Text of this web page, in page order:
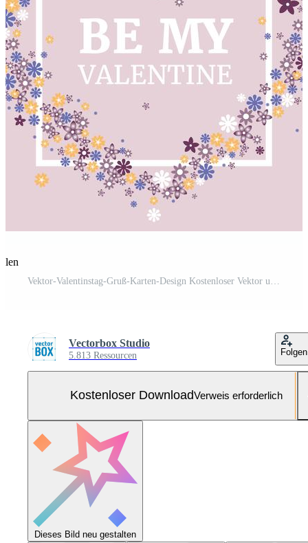
Vectorbox Studio
5.813 Ressourcen Folgen
Kostenloser DownloadVerweis erforderlich
Dieses Bild neu gestalten